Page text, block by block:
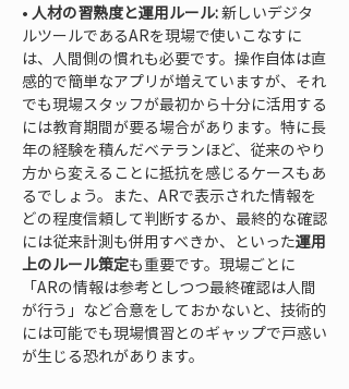
• 人材の習熟度と運用ルール: 新しいデジタ
ルツールであるARを現場で使いこなすに
は、人間側の慣れも必要です。操作自体は直
感的で簡単なアプリが増えていますが、それ
でも現場スタッフが最初から十分に活用する
には教育期間が要る場合があります。特に長
年の経験を積んだベテランほど、従来のやり
方から変えることに抵抗を感じるケースもあ
るでしょう。また、ARで表示された情報を
どの程度信頼して判断するか、最終的な確認
には従来計測も併用すべきか、といった運用
上のルール策定も重要です。現場ごとに
「ARの情報は参考としつつ最終確認は人間
が行う」など合意をしておかないと、技術的
には可能でも現場慣習とのギャップで戸惑い